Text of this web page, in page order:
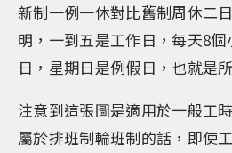
新制一例一休對比舊制周休二
明，一到五是工作日，每天8
日，星期日是例假日，也就是
注意到這張圖是適用於一般工
屬於排班制輪班制的話，即使